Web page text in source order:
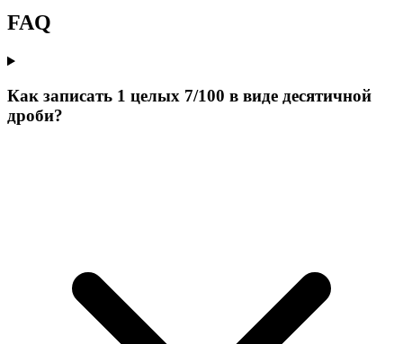
FAQ
Как записать 1 целых 7/100 в виде десятичной
дроби?